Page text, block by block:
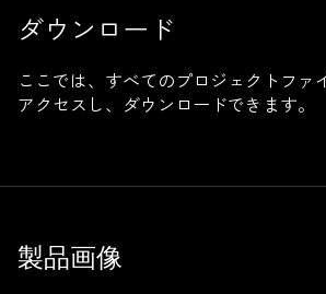
ダウンロード
ここでは、すべてのプロジェクトファ
アクセスし、ダウンロードできます。
製品画像